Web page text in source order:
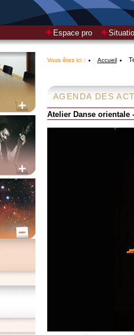
Espace pro
Vous êtes ici : Accueil
AGENDA DES
Atelier Danse orientale